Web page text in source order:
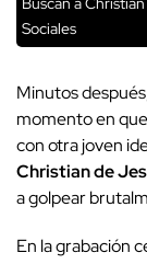
Sociales
Minutos
momento en
con otra joven
Christian de
a golpear
En la grabación